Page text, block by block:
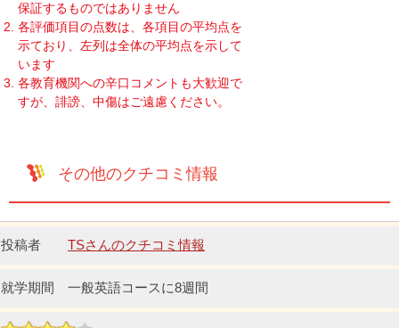
保証するものではありません
各評価項目の点数は、各項目の平均点を
示ており、左列は全体の平均点を示して
います
各教育機関への辛口コメントも大歓迎で
すが、誹謗、中傷はご遠慮ください。
その他のクチコミ情報
TSさんのクチコミ情報
一般英語コースに8週間